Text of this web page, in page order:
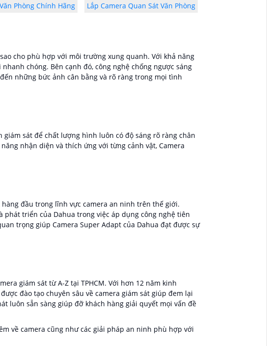
Phòng Chính Hãng Lắp Camera Quan Sát Văn Phòng
cho phù hợp với môi trường xung quanh. Với khả năng
chóng. Bên cạnh đó, công nghệ chống ngược sáng
những bức ảnh cân bằng và rõ ràng trong mọi tình
sát để chất lượng hình luôn có độ sáng rõ ràng chân
nhận diện và thích ứng với từng cảnh vật, Camera
đầu trong lĩnh vực camera an ninh trên thế giới.
phát triển của Dahua trong việc áp dụng công nghệ tiên
trọng giúp Camera Super Adapt của Dahua đạt được sự
giám sát từ A-Z tại TPHCM. Với hơn 12 năm kinh
đào tạo chuyên sâu về camera giám sát giúp đem lại
luôn sẵn sàng giúp đỡ khách hàng giải quyết mọi vấn đề
về camera cũng như các giải pháp an ninh phù hợp với